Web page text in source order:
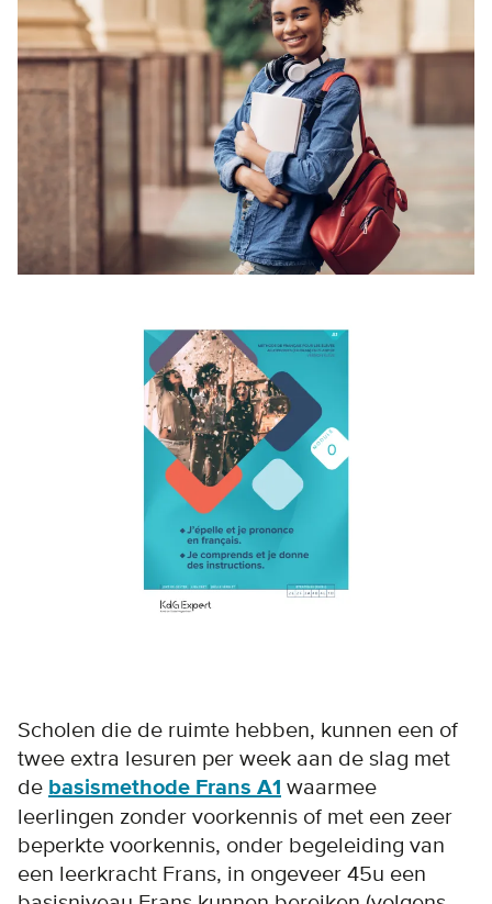
Scholen die de ruimte hebben, kunnen een of
twee extra lesuren per week aan de slag met
de basismethode Frans A1 waarmee
leerlingen zonder voorkennis of met een zeer
beperkte voorkennis, onder begeleiding van
een leerkracht Frans, in ongeveer 45u een